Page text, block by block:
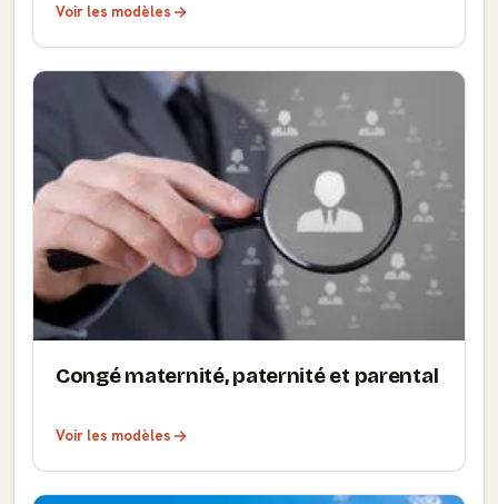
Voir les modèles
Congé maternité, paternité et parental
Voir les modèles